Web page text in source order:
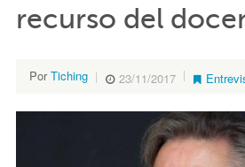
recurso del
PorTiching 23/11/2017